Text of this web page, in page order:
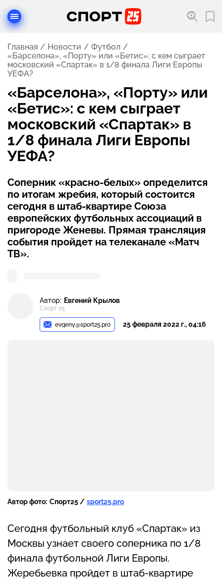
Главная Новости
Футбол
«Барселона», «Порту» или «Бетис»: с кем сыграет
московский «Спартак» в 1/8 финала Лиги Европы
УЕФА?
«Барселона», «Порту» или
«Бетис»: с кем сыграет
московский «Спартак» в
1/8 финала Лиги Европы
УЕФА?
Соперник «красно-белых» определится
по итогам жребия, который состоится
сегодня в штаб-квартире Союза
европейских футбольных ассоциаций в
пригороде Женевы. Прямая трансляция
события пройдет на телеканале «Матч
ТВ».
Автор: Евгений Крылов
Спорт 25
evgeny@sport25.pro 25 февраля 2022 г., 04:16
Автор фото: Спорт25 / sport25.pro
Сегодня футбольный клуб «Спартак» из
Москвы узнает своего соперника по 1/8
финала футбольной Лиги Европы.
Жеребьевка пройдет в штаб-квартире